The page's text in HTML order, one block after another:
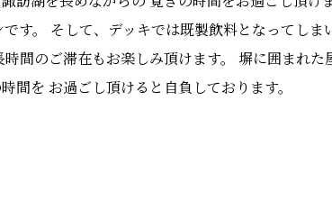
す。 そして、デッキでは既製飲料となってし
間のご滞在もお楽しみ頂けます。 塀に囲まれ
間を お過ごし頂けると自負しております。